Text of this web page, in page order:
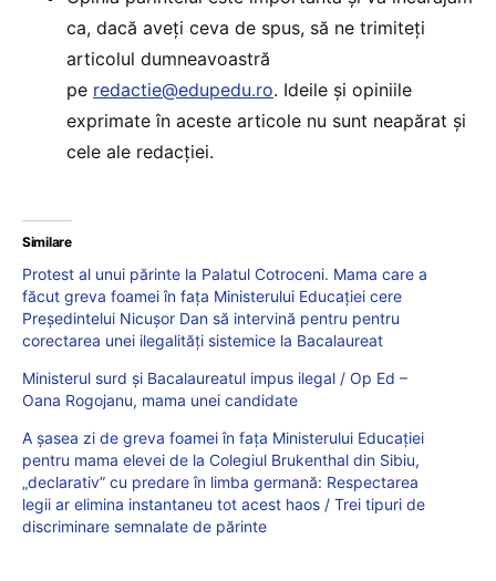
ca, dacă aveți ceva de spus, să ne trimiteți
articolul dumneavoastră
pe redactie@edupedu.ro. Ideile și opiniile
exprimate în aceste articole nu sunt neapărat și
cele ale redacției.
Similare
Protest al unui părinte la Palatul Cotroceni. Mama care a
făcut greva foamei în fața Ministerului Educației cere
Președintelui Nicușor Dan să intervină pentru pentru
corectarea unei ilegalități sistemice la Bacalaureat
Ministerul surd și Bacalaureatul impus ilegal / Op Ed –
Oana Rogojanu, mama unei candidate
A șasea zi de greva foamei în fața Ministerului Educației
pentru mama elevei de la Colegiul Brukenthal din Sibiu,
„declarativ” cu predare în limba germană: Respectarea
legii ar elimina instantaneu tot acest haos / Trei tipuri de
discriminare semnalate de părinte